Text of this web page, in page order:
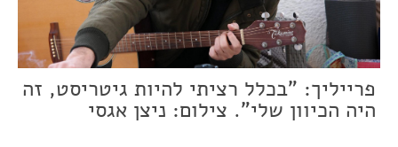
פרייליך: "בכלל רציתי להיות גיטריסט, זה
היה הכיוון שלי". צילום: ניצן אגסי